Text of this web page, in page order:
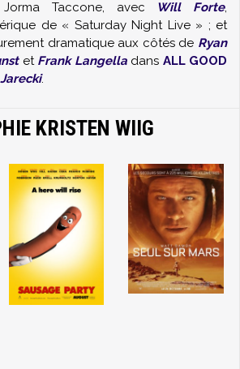
Jorma Taccone, avec Will Forte,
de « Saturday Night Live » ; et
dramatique aux côtés de Ryan
et Frank Langelladans ALL GOOD
.
KRISTEN WIIG